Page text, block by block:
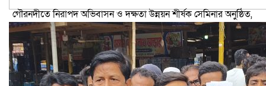
গৌরনদীতে নিরাপদ অভিবাসন ও দক্ষতা উন্নয়ন শীর্ষক সেমিনার অনুষ্ঠিত,